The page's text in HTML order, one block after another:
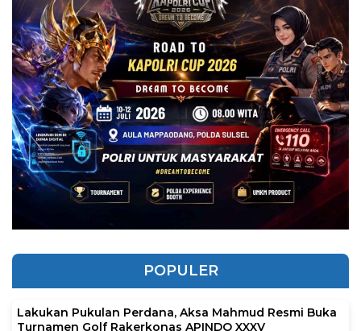
POPULER
Lakukan Pukulan Perdana, Aksa Mahmud Resmi Buka
Turnamen Golf Rakerkonas APINDO XXXV